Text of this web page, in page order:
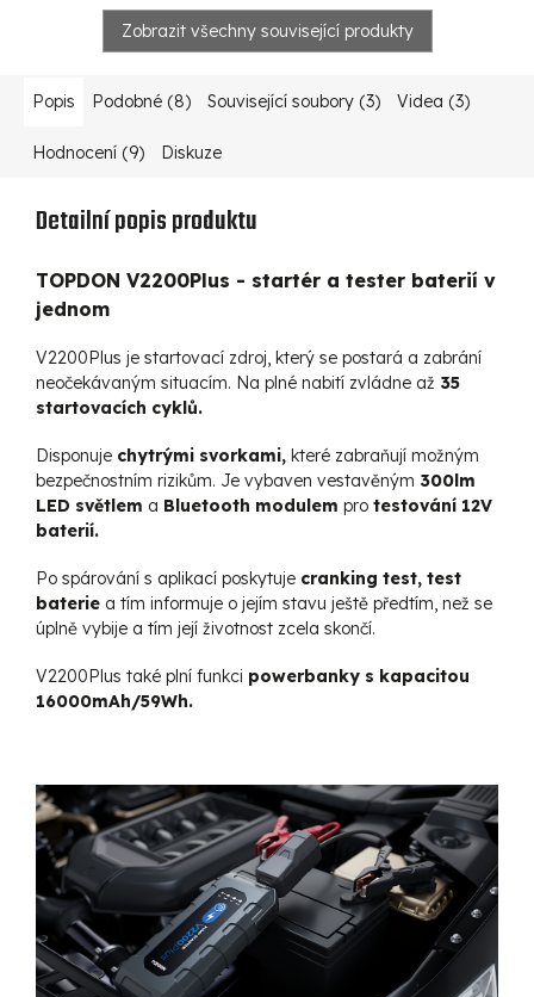
Zobrazit všechny související produkty
Popis Podobné (8) Související soubory (3) Videa (3)
Hodnocení (9) Diskuze
Detailní popis produktu
TOPDON V2200Plus - startér a tester baterií v
jednom
V2200Plus je startovací zdroj, který se postará a zabrání
neočekávaným situacím. Na plné nabití zvládne až 35
startovacích cyklů.
Disponuje chytrými svorkami, které zabraňují možným
bezpečnostním rizikům. Je vybaven vestavěným 300lm
LED světlem a Bluetooth modulem pro testování 12V
baterií.
Po spárování s aplikací poskytuje cranking test, test
baterie a tím informuje o jejím stavu ještě předtím, než se
úplně vybije a tím její životnost zcela skončí.
V2200Plus také plní funkci powerbanky s kapacitou
16000mAh/59Wh.